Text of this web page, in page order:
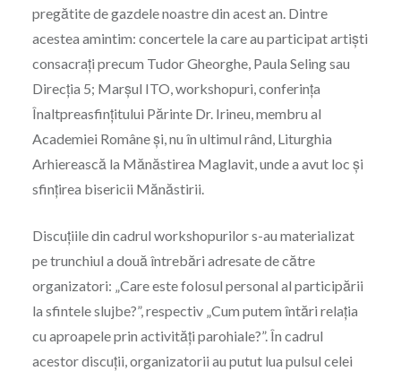
pregătite de gazdele noastre din acest an. Dintre
acestea amintim: concertele la care au participat artişti
consacraţi precum Tudor Gheorghe, Paula Seling sau
Direcţia 5; Marşul ITO, workshopuri, conferinţa
Înaltpreasfinţitului Părinte Dr. Irineu, membru al
Academiei Române şi, nu în ultimul rând, Liturghia
Arhierească la Mănăstirea Maglavit, unde a avut loc şi
sfinţirea bisericii Mănăstirii.
Discuţiile din cadrul workshopurilor s-au materializat
pe trunchiul a două întrebări adresate de către
organizatori: „Care este folosul personal al participării
la sfintele slujbe?”, respectiv „Cum putem întări relaţia
cu aproapele prin activităţi parohiale?”. În cadrul
acestor discuţii, organizatorii au putut lua pulsul celei